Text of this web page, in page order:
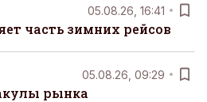
05.08.26, 16:41
часть зимних рейсов
05.08.26, 09:29
рынка